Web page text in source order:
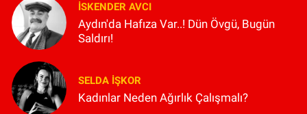
İSKENDER AVCI
Aydın'da Hafıza Var..! Dün Övgü, Bugün
Saldırı!
SELDA İŞKOR
Kadınlar Neden Ağırlık Çalışmalı?